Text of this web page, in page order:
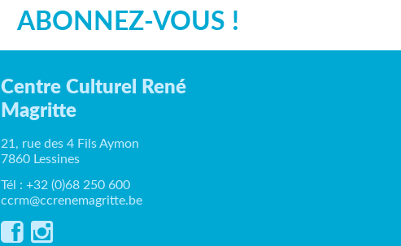
ABONNEZ-VOUS !
Centre Culturel René
Magritte
21, rue des 4 Fils Aymon
7860 Lessines
Tél : +32 (0)68 250 600
ccrm@ccrenemagritte.be